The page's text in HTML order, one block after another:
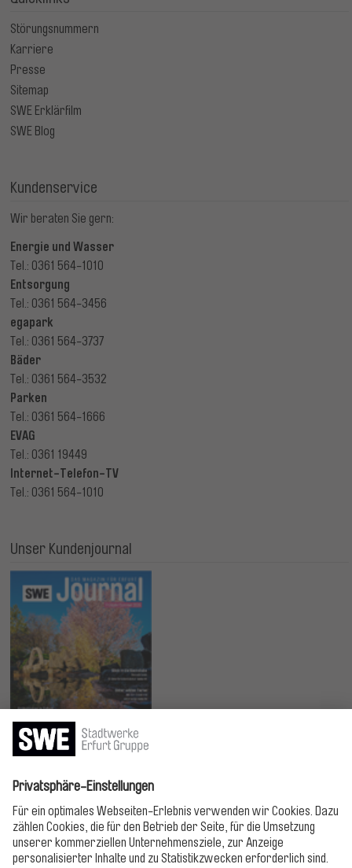
Störungsnummern
Karriere
Presse
Sitemap
SWE Erklärfilm
SWE Blog
Kundenservice
Wir beraten Sie gern:
Energie und Wasser
Tel.: 0361 564-1010
Entsorgung
Tel.: 0361 564-3456
egapark
Tel.: 0361 564-3737
Bäder
Tel.: 0361 564-3532
Parken
Tel.: 0361 564-1666
EVAG
Tel.: 0361 19449
Internet-Telefon-TV
Tel.: 0361 564-1010
Unser Kundenjournal
Jetzt lesen!
Bitte folgen!